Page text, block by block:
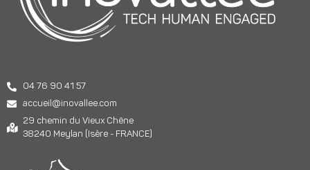
04 76 90 41 57
accueil@inovallee.com
29 chemin du Vieux Chêne
38240 Meylan (Isère - FRANCE)